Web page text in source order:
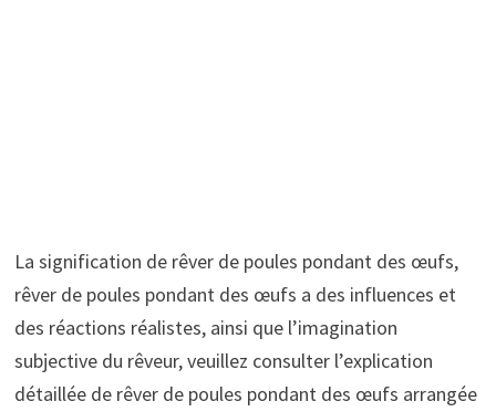
La signification de rêver de poules pondant des œufs,
rêver de poules pondant des œufs a des influences et
des réactions réalistes, ainsi que l’imagination
subjective du rêveur, veuillez consulter l’explication
détaillée de rêver de poules pondant des œufs arrangée